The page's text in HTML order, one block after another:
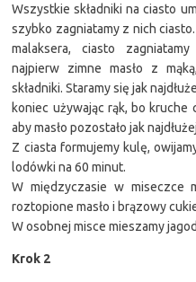
Wszystkie składniki na ciasto
szybko zagniatamy z nich
malaksera, ciasto
najpierw zimne masło z
składniki. Staramy się jak
koniec używając rąk, bo
aby masło pozostało jak
Z ciasta formujemy kulę,
lodówki na 60 minut.
W międzyczasie w miseczce
roztopione masło i brązowy
W osobnej misce mieszamy
Krok 2